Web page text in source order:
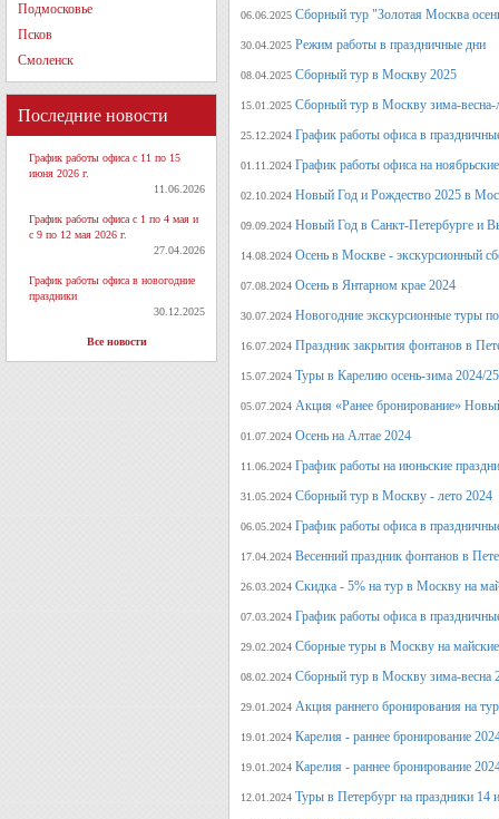
Подмосковье
Псков
Смоленск
Последние новости
График работы офиса с 11 по 15
июня 2026 г.
11.06.2026
График работы офиса с 1 по 4 мая и
с 9 по 12 мая 2026 г.
27.04.2026
График работы офиса в новогодние
праздники
30.12.2025
Все новости
06.06.2025 Сборный тур "Золотая Москва
30.04.2025 Режим работы в праздничные дни
08.04.2025 Сборный тур в Москву 2025
15.01.2025 Сборный тур в Москву зима-весна-
25.12.2024 График работы офиса в
01.11.2024 График работы офиса на
02.10.2024 Новый Год и Рождество 2025 в
09.09.2024 Новый Год в Санкт-Петербурге и
14.08.2024 Осень в Москве - экскурсионный
07.08.2024 Осень в Янтарном крае 2024
30.07.2024 Новогодние экскурсионные туры
16.07.2024 Праздник закрытия фонтанов в
15.07.2024 Туры в Карелию осень-зима 2024/25
05.07.2024 Акция «Ранее бронирование»
01.07.2024 Осень на Алтае 2024
11.06.2024 График работы на июньские
31.05.2024 Сборный тур в Москву - лето 2024
06.05.2024 График работы офиса в
17.04.2024 Весенний праздник фонтанов в
26.03.2024 Скидка - 5% на тур в Москву на
07.03.2024 График работы офиса в
29.02.2024 Сборные туры в Москву на
08.02.2024 Сборный тур в Москву зима-весна
29.01.2024 Акция раннего бронирования на
19.01.2024 Карелия - раннее бронирование
19.01.2024 Карелия - раннее бронирование
12.01.2024 Туры в Петербург на праздники 14